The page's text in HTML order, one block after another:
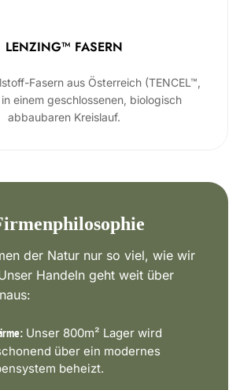
LENZING™ FASERN
Fasern aus Österreich (TENCEL™,
einem geschlossenen, biologisch
abbaubaren Kreislauf.
der Natur nur so viel, wie wir
Handeln geht weit über
Unser 800m² Lager wird
über ein modernes
beheizt.